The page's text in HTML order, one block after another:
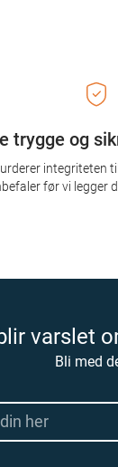
trygge og
integriteten
før vi legger
varslet
Bli med